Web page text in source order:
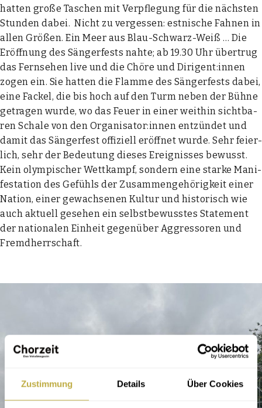
Zustimmung Details Über Cookies
hat­ten gro­ße Taschen mit Ver­pfle­gung für die nächs­ten
Stun­den dabei. Nicht zu ver­ges­sen: est­ni­sche Fah­nen in
allen Grö­ßen. Ein Meer aus Blau-Schwarz-Weiß … Die
Eröff­nung des Sän­ger­fests nah­te; ab 19.30 Uhr über­trug
das Fern­se­hen live und die Chö­re und Dirigent:innen
zogen ein. Sie hat­ten die Flam­me des Sän­ger­fests dabei,
eine Fackel, die bis hoch auf den Turm neben der Büh­ne
getra­gen wur­de, wo das Feu­er in einer weit­hin sicht­ba­
ren Scha­le von den Organisator:innen ent­zün­det und
damit das Sän­ger­fest offi­zi­ell eröff­net wur­de. Sehr fei­er­
lich, sehr der Bedeu­tung die­ses Ereig­nis­ses bewusst.
Kein olym­pi­scher Wett­kampf, son­dern eine star­ke Mani­
fes­ta­ti­on des Gefühls der Zusam­men­ge­hö­rig­keit einer
Nati­on, einer gewach­se­nen Kul­tur und his­to­risch wie
auch aktu­ell gese­hen ein selbst­be­wuss­tes State­ment
der natio­na­len Ein­heit gegen­über Aggres­so­ren und
Fremd­herr­schaft.